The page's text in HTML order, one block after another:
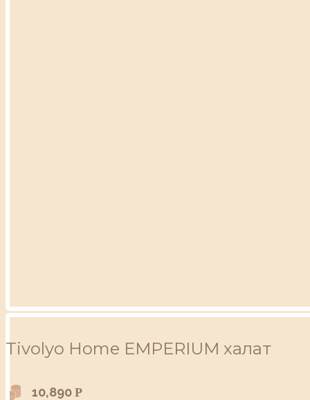
Tivolyo Home EMPERIUM халат
10,890 Р